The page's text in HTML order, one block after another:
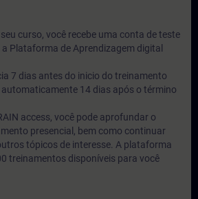
curso, você recebe uma conta de teste
Plataforma de Aprendizagem digital
7 dias antes do inicio do treinamento
14 dias após o término
access, você pode aprofundar o
presencial, bem como continuar
tópicos de interesse. A plataforma
treinamentos disponíveis para você